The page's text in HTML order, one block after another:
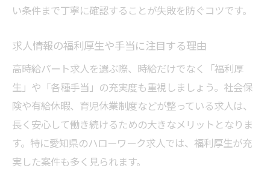
い条件まで丁寧に確認することが失敗を防ぐコツです。
求人情報の福利厚生や手当に注目する理由
高時給パート求人を選ぶ際、時給だけでなく「福利厚
生」や「各種手当」の充実度も重視しましょう。社会保
険や有給休暇、育児休業制度などが整っている求人は、
長く安心して働き続けるための大きなメリットとなりま
す。特に愛知県のハローワーク求人では、福利厚生が充
実した案件も多く見られます。